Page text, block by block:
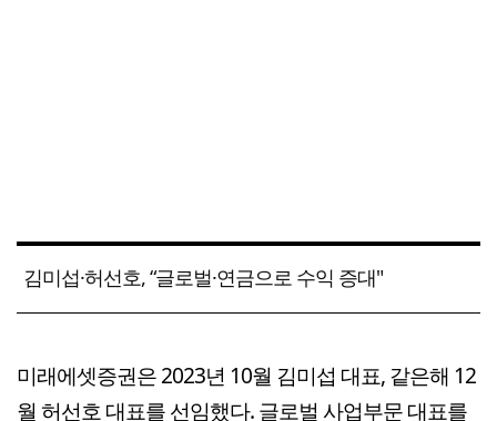
김미섭·허선호, “글로벌·연금으로 수익 증대"
미래에셋증권은 2023년 10월 김미섭 대표, 같은해 12
월 허선호 대표를 선임했다. 글로벌 사업부문 대표를